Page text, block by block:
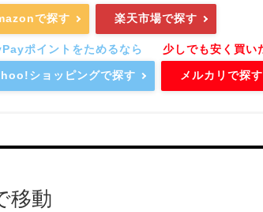
で探す 楽天市場で探す
ショッピングで探す メルカリで探す
移動